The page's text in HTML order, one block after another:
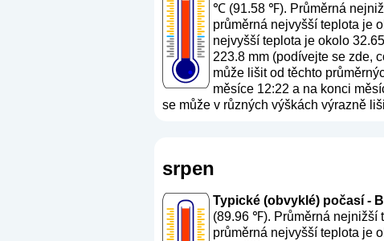
℃ (91.58 ℉). Průměrná
průměrná nejvyšší teplota je
nejvyšší teplota je okolo
223.8 mm (podívejte se zde,
může lišit od těchto
měsíce 12:22 a na konci
se může v různých výškách výrazně
srpen
Typické (obvyklé) počasí -
(89.96 ℉). Průměrná nejnižší
průměrná nejvyšší teplota je